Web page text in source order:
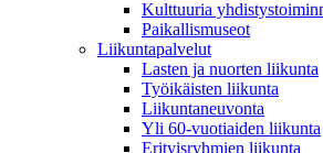
Kulttuuria
Paikallismuseot
Liikuntapalvelut
Lasten ja nuorten liikunta
Työikäisten liikunta
Liikuntaneuvonta
Yli 60-vuotiaiden liikunta
Erityisryhmien liikunta